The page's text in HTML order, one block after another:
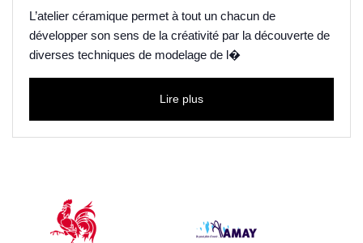
L’atelier céramique permet à tout un chacun de
développer son sens de la créativité par la découverte de
diverses techniques de modelage de l�
Lire plus